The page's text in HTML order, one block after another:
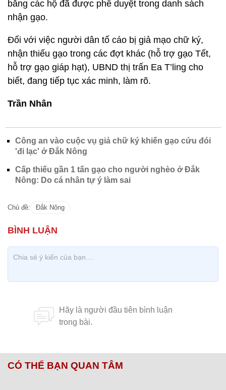
bằng các hộ đã được phê duyệt trong danh sách
nhận gạo.
Đối với việc người dân tố cáo bị giả mạo chữ ký,
nhận thiếu gạo trong các đợt khác (hỗ trợ gạo Tết,
hỗ trợ gạo giáp hạt), UBND thị trấn Ea T’ling cho
biết, đang tiếp tục xác minh, làm rõ.
Trần Nhân
Công an vào cuộc vụ giả chữ ký khiến gạo cứu đói
'đi lạc' ở Đắk Nông
Cấp thiếu gần 1 tấn gạo cho người nghèo ở Đắk
Nông: Do cá nhân tự ý làm sai
Chủ đề: Đắk Nông
CÓ THỂ BẠN QUAN TÂM